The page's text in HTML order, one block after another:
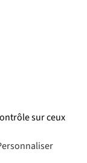
sur ceux